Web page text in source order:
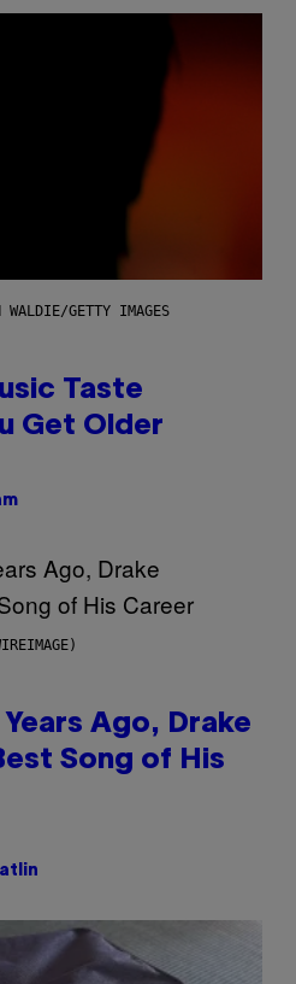
GETTY IMAGES
Taste
Get Older
Years Ago, Drake
Song of His